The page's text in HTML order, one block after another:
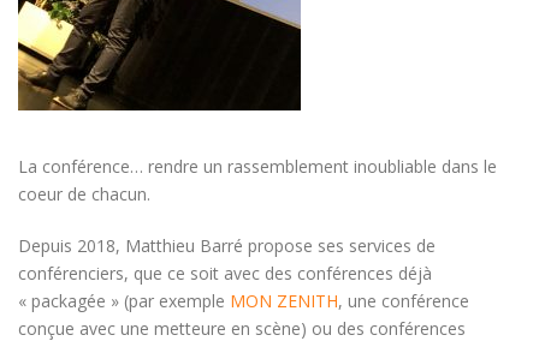
La conférence… rendre un rassemblement inoubliable dans le
coeur de chacun.
Depuis 2018, Matthieu Barré propose ses services de
conférenciers, que ce soit avec des conférences déjà
« packagée » (par exemple MON ZENITH, une conférence
conçue avec une metteure en scène) ou des conférences